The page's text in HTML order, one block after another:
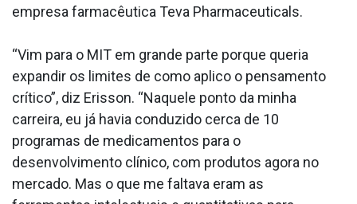
empresa farmacêutica Teva Pharmaceuticals.
“Vim para o MIT em grande parte porque queria
expandir os limites de como aplico o pensamento
crítico”, diz Erisson. “Naquele ponto da minha
carreira, eu já havia conduzido cerca de 10
programas de medicamentos para o
desenvolvimento clínico, com produtos agora no
mercado. Mas o que me faltava eram as